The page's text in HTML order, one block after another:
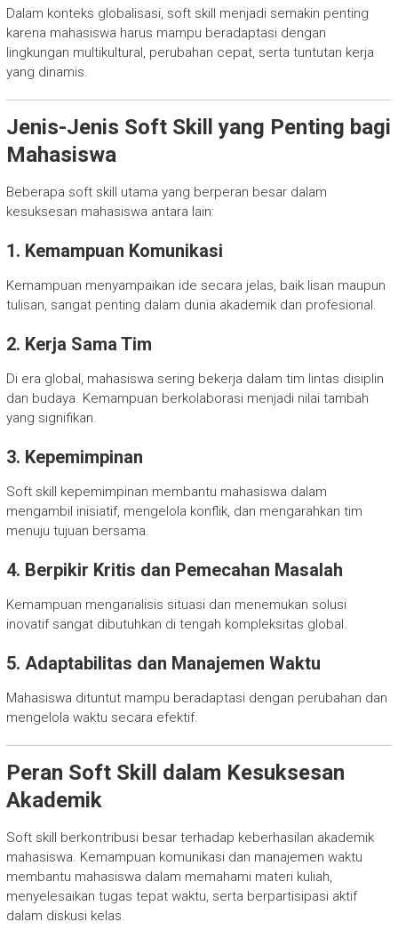
Dalam konteks globalisasi, soft skill menjadi semakin penting
karena mahasiswa harus mampu beradaptasi dengan
lingkungan multikultural, perubahan cepat, serta tuntutan kerja
yang dinamis.
Jenis-Jenis Soft Skill yang Penting bagi
Mahasiswa
Beberapa soft skill utama yang berperan besar dalam
kesuksesan mahasiswa antara lain:
1. Kemampuan Komunikasi
Kemampuan menyampaikan ide secara jelas, baik lisan maupun
tulisan, sangat penting dalam dunia akademik dan profesional.
2. Kerja Sama Tim
Di era global, mahasiswa sering bekerja dalam tim lintas disiplin
dan budaya. Kemampuan berkolaborasi menjadi nilai tambah
yang signifikan.
3. Kepemimpinan
Soft skill kepemimpinan membantu mahasiswa dalam
mengambil inisiatif, mengelola konflik, dan mengarahkan tim
menuju tujuan bersama.
4. Berpikir Kritis dan Pemecahan Masalah
Kemampuan menganalisis situasi dan menemukan solusi
inovatif sangat dibutuhkan di tengah kompleksitas global.
5. Adaptabilitas dan Manajemen Waktu
Mahasiswa dituntut mampu beradaptasi dengan perubahan dan
mengelola waktu secara efektif.
Peran Soft Skill dalam Kesuksesan
Akademik
Soft skill berkontribusi besar terhadap keberhasilan akademik
mahasiswa. Kemampuan komunikasi dan manajemen waktu
membantu mahasiswa dalam memahami materi kuliah,
menyelesaikan tugas tepat waktu, serta berpartisipasi aktif
dalam diskusi kelas.